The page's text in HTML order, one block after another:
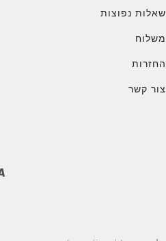
שאלות נפוצות
משלוח
החזרות
צור קשר